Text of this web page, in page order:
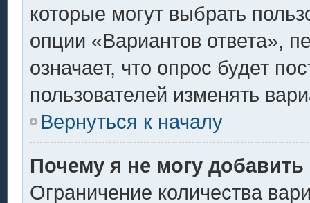
которые могут выбрать
опции «Вариантов ответа»,
означает, что опрос будет
пользователей изменять
Вернуться к началу
Почему я не могу
Ограничение количества